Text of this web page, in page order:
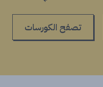
تصفح الكورسات